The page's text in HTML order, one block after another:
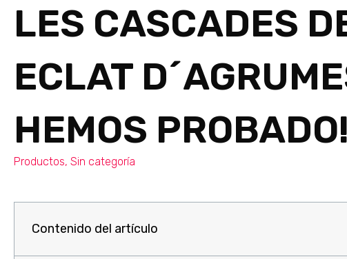
LES CASCADES
ECLAT
HEMOS PROBADO!
Productos, Sin categoría
Contenido del artículo